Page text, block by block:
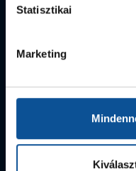
Statisztikai
Marketing
Grafitceruza
390 Ft
Megvásárolom